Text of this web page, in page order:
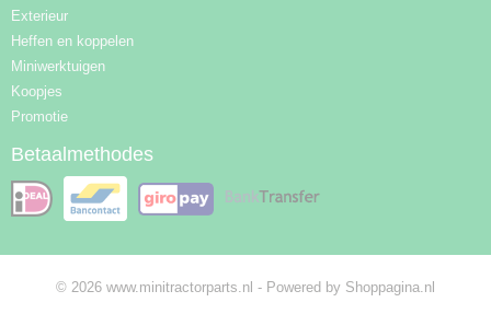
Exterieur
Heffen en koppelen
Miniwerktuigen
Koopjes
Promotie
Betaalmethodes
© 2026 www.minitractorparts.nl - Powered by Shoppagina.nl